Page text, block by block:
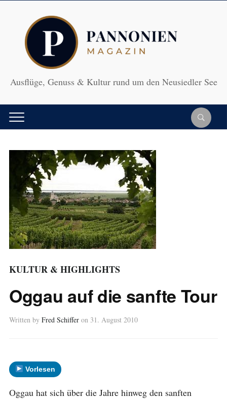
Ausflüge, Genuss & Kultur rund um den Neusiedler See
KULTUR & HIGHLIGHTS
Oggau auf die sanfte Tour
Written by Fred Schiffer on 31. August 2010
Vorlesen
Oggau hat sich über die Jahre hinweg den sanften